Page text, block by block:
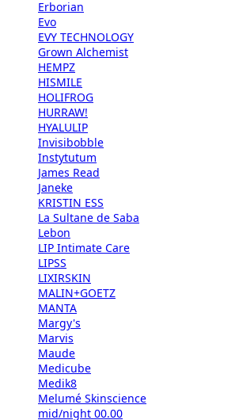
Erborian
Evo
EVY TECHNOLOGY
Grown Alchemist
HEMPZ
HISMILE
HOLIFROG
HURRAW!
HYALULIP
Invisibobble
Instytutum
James Read
Janeke
KRISTIN ESS
La Sultane de Saba
Lebon
LIP Intimate Care
LIPSS
LIXIRSKIN
MALIN+GOETZ
MANTA
Margy's
Marvis
Maude
Medicube
Medik8
Melumé Skinscience
mid/night 00.00